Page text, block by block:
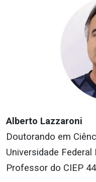
Alberto Lazzaroni
Doutorando em
Universidade Federal
Professor do CIEP